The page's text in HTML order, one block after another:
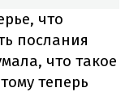
что
послания
что такое
теперь